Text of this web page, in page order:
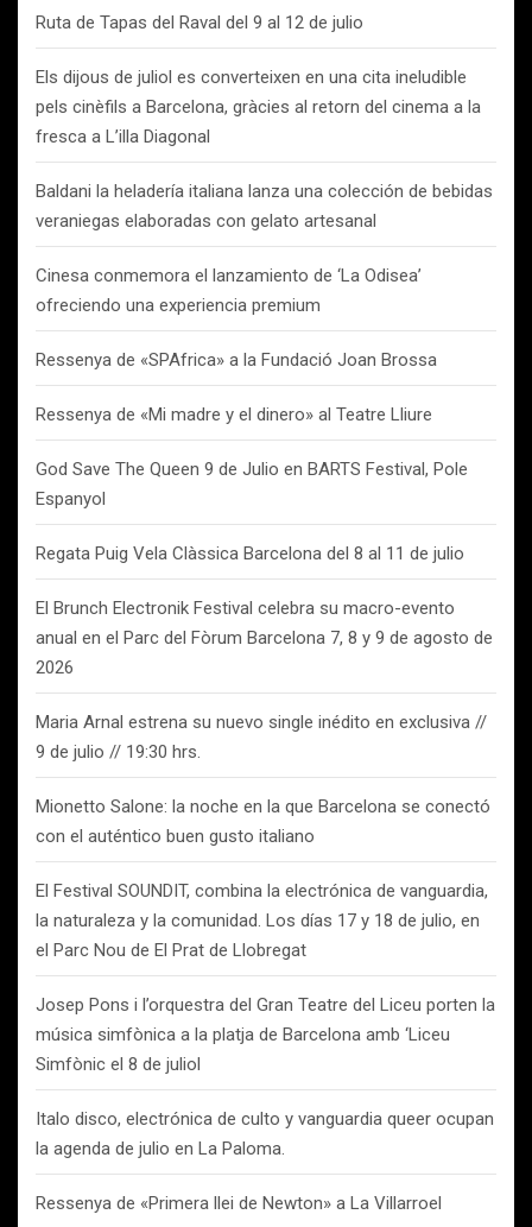
Ruta de Tapas del Raval del 9 al 12 de julio
Els dijous de juliol es converteixen en una cita ineludible
pels cinèfils a Barcelona, gràcies al retorn del cinema a la
fresca a L’illa Diagonal
Baldani la heladería italiana lanza una colección de bebidas
veraniegas elaboradas con gelato artesanal
Cinesa conmemora el lanzamiento de ‘La Odisea’
ofreciendo una experiencia premium
Ressenya de «SPAfrica» a la Fundació Joan Brossa
Ressenya de «Mi madre y el dinero» al Teatre Lliure
God Save The Queen 9 de Julio en BARTS Festival, Pole
Espanyol
Regata Puig Vela Clàssica Barcelona del 8 al 11 de julio
El Brunch Electronik Festival celebra su macro-evento
anual en el Parc del Fòrum Barcelona 7, 8 y 9 de agosto de
2026
Maria Arnal estrena su nuevo single inédito en exclusiva //
9 de julio // 19:30 hrs.
Mionetto Salone: la noche en la que Barcelona se conectó
con el auténtico buen gusto italiano
El Festival SOUNDIT, combina la electrónica de vanguardia,
la naturaleza y la comunidad. Los días 17 y 18 de julio, en
el Parc Nou de El Prat de Llobregat
Josep Pons i l’orquestra del Gran Teatre del Liceu porten la
música simfònica a la platja de Barcelona amb ‘Liceu
Simfònic el 8 de juliol
Italo disco, electrónica de culto y vanguardia queer ocupan
la agenda de julio en La Paloma.
Ressenya de «Primera llei de Newton» a La Villarroel